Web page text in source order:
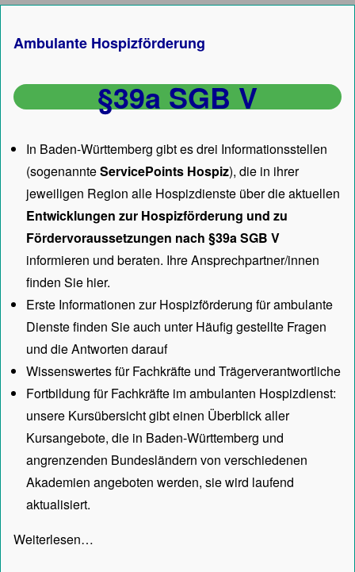
Ambulante Hospizförderung
§39a SGB V
In Baden-Württemberg gibt es drei Informationsstellen
(sogenannteServicePoints Hospiz), die in ihrer
jeweiligen Region alle Hospizdienste über die aktuellen
Entwicklungen zur Hospizförderung und zu
Fördervoraussetzungen nach §39a SGB V
informieren und beraten. Ihre Ansprechpartner/innen
finden Sie hier.
Erste Informationen zur Hospizförderung für ambulante
Dienste finden Sie auch unterHäufig gestellte Fragen
und die Antworten darauf
Wissenswertes für Fachkräfte und Trägerverantwortliche
Fortbildung für Fachkräfte im ambulanten Hospizdienst:
unsere Kursübersichtgibt einen Überblick aller
Kursangebote, die in Baden-Württemberg und
angrenzenden Bundesländern von verschiedenen
Akademien angeboten werden, sie wird laufend
aktualisiert.
Weiterlesen…